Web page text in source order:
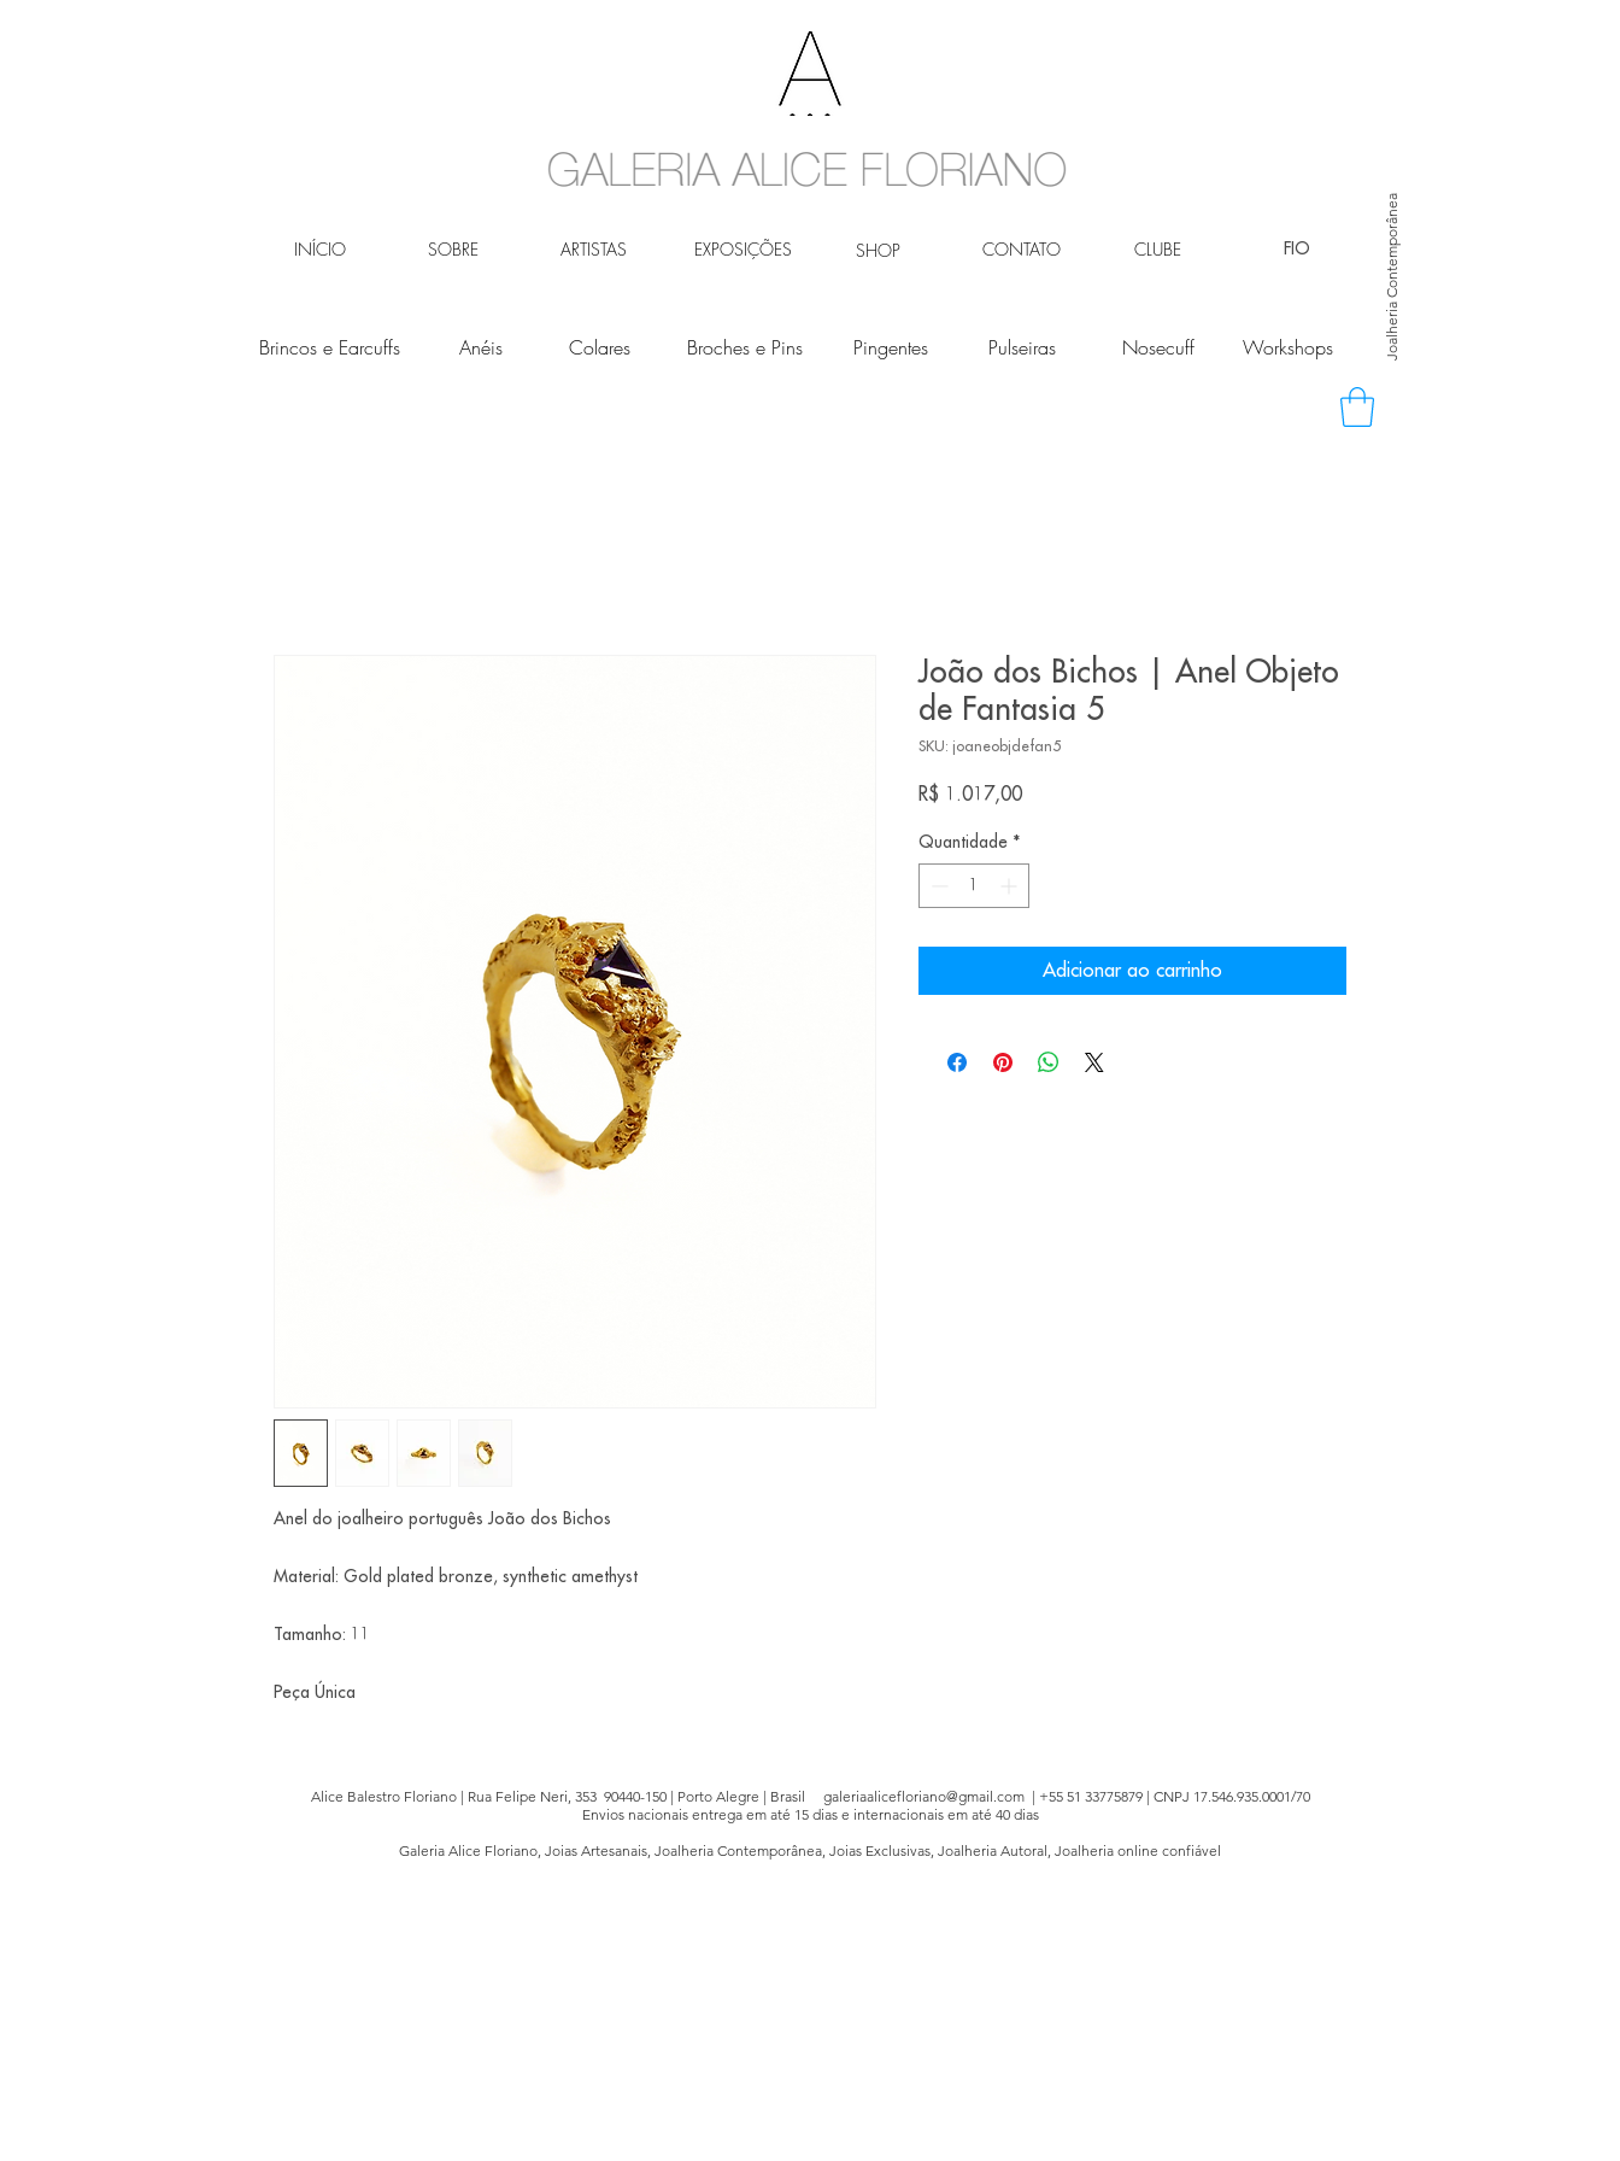
INÍCIO SOBRE ARTISTAS EXPOSIÇÕES SHOP CONTATO CLUBE Joalheria Contemporânea
FIO
Brincos e Earcuffs Anéis Colares Broches e Pins Pingentes Pulseiras Nosecuff Workshops
Anel do joalheiro português João dos Bichos
Material: Gold plated bronze, synthetic amethyst
Tamanho: 11
Peça Única
João dos Bichos | Anel Objeto
de Fantasia 5
SKU: joaneobjdefan5
R$ 1.017,00Preço
Quantidade *
Adicionar ao carrinho
Alice Balestro Floriano | Rua Felipe Neri, 353 90440-150 | Porto Alegre | Brasil galeriaalicefloriano@gmail.com| +55 51 33775879 | CNPJ 17.546.935.0001/70
Envios nacionais entrega em até 15 dias e internacionais em até 40 dias
Galeria Alice Floriano, Joias Artesanais, Joalheria Contemporânea, Joias Exclusivas, Joalheria Autoral, Joalheria online confiável